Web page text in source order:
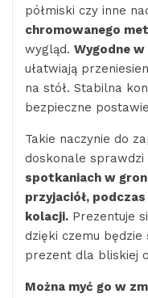
półmiski czy inne
chromowanego
wygląd. Wygodne
ułatwiają
na stół. Stabilna
bezpieczne
Takie naczynie do
doskonale sprawdzi
spotkaniach w
przyjaciół,
kolacji. Prezentuje
dzięki czemu będzie
prezent dla bliskiej
Można myć go w